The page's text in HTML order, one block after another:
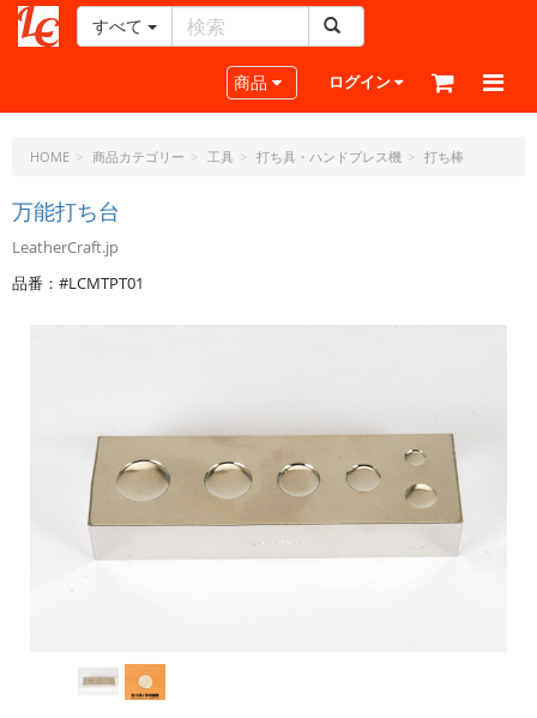
ー
ラ
ト・
ド
ッ
ト・
すべて
Toggle navigation
商品 ログイン
HOME 商品カテゴリー 工具 打ち具・ハンドプレス機 打ち棒
万能打ち台
LeatherCraft.jp
品番：#LCMTPT01